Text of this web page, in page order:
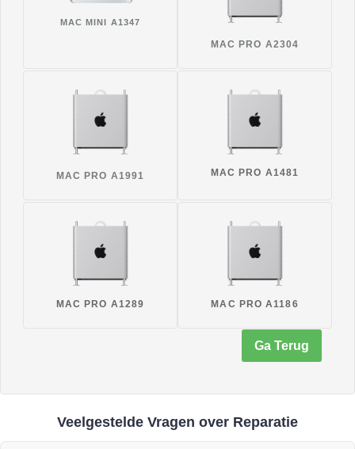
MAC MINI A1347
MAC PRO A2304
MAC PRO A1991 MAC PRO A1481
MAC PRO A1289 MAC PRO A1186
Ga Terug
Veelgestelde Vragen over Reparatie